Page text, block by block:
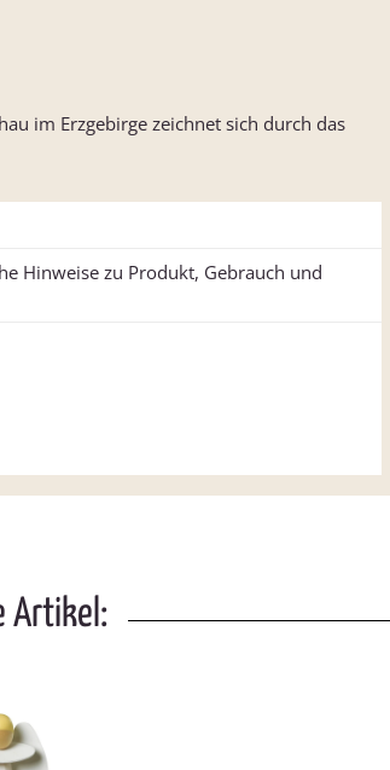
im Erzgebirge zeichnet sich durch das
Hinweise zu Produkt, Gebrauch und
Artikel: